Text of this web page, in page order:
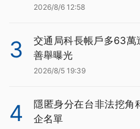
2026/8/6 12:58
3
交通局科長帳戶多63
善舉曝光
2026/8/5 19:39
4
隱匿身分在台非法挖角
企名單